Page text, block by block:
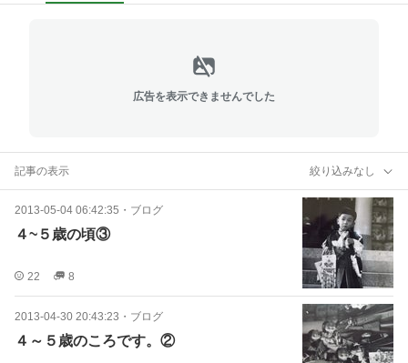
広告を表示できませんでした
記事の表示 絞り込みなし
2013-05-04 06:42:35 ・ ブログ
４~５歳の頃③
22 8
2013-04-30 20:43:23 ・ ブログ
４～５歳のころです。②